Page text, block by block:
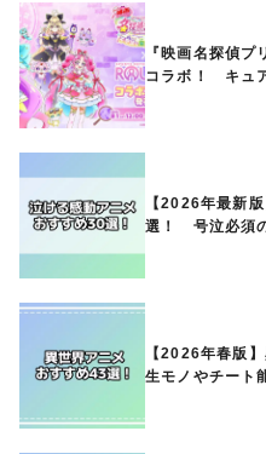
『映画名探偵
コラボ！ キュ
【2026年最新
選！ 号泣必須
【2026年春版
生モノやチート